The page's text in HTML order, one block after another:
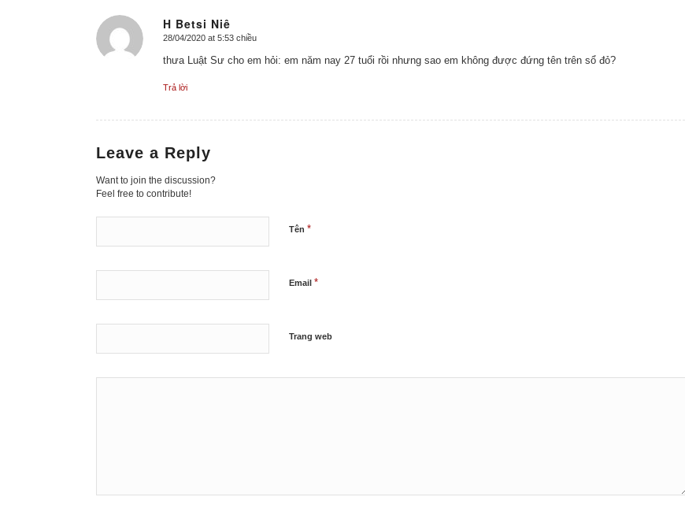
H Betsi Niê
says:
28/04/2020 at 5:53 chiều
thưa Luật Sư cho em hỏi: em năm nay 27 tuổi rồi nhưng sao em không được đứng tên trên sổ đỏ?
Trả lời
Leave a Reply
Want to join the discussion?
Feel free to contribute!
Tên *
Email *
Trang web